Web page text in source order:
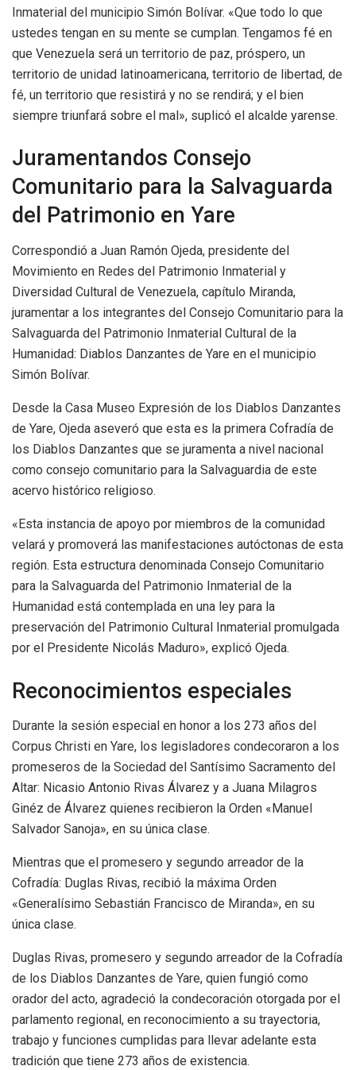
Inmaterial del municipio Simón Bolívar. «Que todo lo que
ustedes tengan en su mente se cumplan. Tengamos fé en
que Venezuela será un territorio de paz, próspero, un
territorio de unidad latinoamericana, territorio de libertad, de
fé, un territorio que resistirá y no se rendirá; y el bien
siempre triunfará sobre el mal», suplicó el alcalde yarense.
Juramentandos Consejo
Comunitario para la Salvaguarda
del Patrimonio en Yare
Correspondió a Juan Ramón Ojeda, presidente del
Movimiento en Redes del Patrimonio Inmaterial y
Diversidad Cultural de Venezuela, capítulo Miranda,
juramentar a los integrantes del Consejo Comunitario para la
Salvaguarda del Patrimonio Inmaterial Cultural de la
Humanidad: Diablos Danzantes de Yare en el municipio
Simón Bolívar.
Desde la Casa Museo Expresión de los Diablos Danzantes
de Yare, Ojeda aseveró que esta es la primera Cofradía de
los Diablos Danzantes que se juramenta a nivel nacional
como consejo comunitario para la Salvaguardia de este
acervo histórico religioso.
«Esta instancia de apoyo por miembros de la comunidad
velará y promoverá las manifestaciones autóctonas de esta
región. Esta estructura denominada Consejo Comunitario
para la Salvaguarda del Patrimonio Inmaterial de la
Humanidad está contemplada en una ley para la
preservación del Patrimonio Cultural Inmaterial promulgada
por el Presidente Nicolás Maduro», explicó Ojeda.
Reconocimientos especiales
Durante la sesión especial en honor a los 273 años del
Corpus Christi en Yare, los legisladores condecoraron a los
promeseros de la Sociedad del Santísimo Sacramento del
Altar: Nicasio Antonio Rivas Álvarez y a Juana Milagros
Ginéz de Álvarez quienes recibieron la Orden «Manuel
Salvador Sanoja», en su única clase.
Mientras que el promesero y segundo arreador de la
Cofradía: Duglas Rivas, recibió la máxima Orden
«Generalísimo Sebastián Francisco de Miranda», en su
única clase.
Duglas Rivas, promesero y segundo arreador de la Cofradía
de los Diablos Danzantes de Yare, quien fungió como
orador del acto, agradeció la condecoración otorgada por el
parlamento regional, en reconocimiento a su trayectoria,
trabajo y funciones cumplidas para llevar adelante esta
tradición que tiene 273 años de existencia.